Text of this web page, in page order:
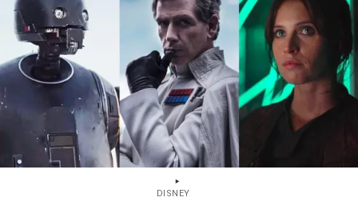
DISNEY